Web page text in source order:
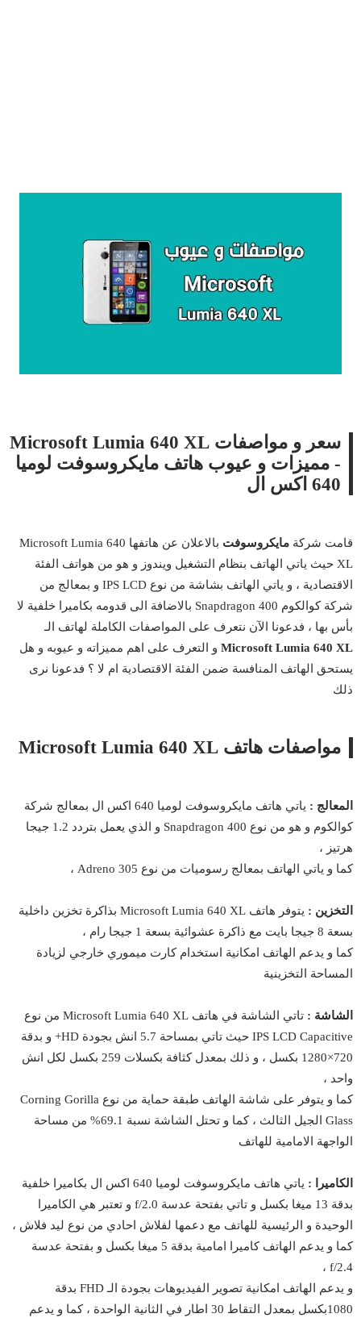
سعر و مواصفات Microsoft Lumia 640 XL
- مميزات و عيوب هاتف مايكروسوفت لوميا
640 اكس ال
قامت شركة مايكروسوفت
بالاعلان عن هاتفها Microsoft Lumia 640
XL حيث ياتي الهاتف بنظام التشغيل ويندوز و هو من هواتف الفئة
الاقتصادية ، و ياتي الهاتف بشاشة من نوع IPS LCD و بمعالج من
شركة كوالكوم Snapdragon 400 بالاضافة الى قدومه بكاميرا خلفية لا
بأس بها ، فدعونا الآن نتعرف على المواصفات الكاملة لهاتف الـ
Microsoft Lumia 640 XL و التعرف على اهم مميزاته و عيوبه و هل
يستحق الهاتف المنافسة ضمن الفئة الاقتصادية ام لا ؟ فدعونا نرى
ذلك
مواصفات هاتف Microsoft Lumia 640 XL
المعالج :
ياتي هاتف مايكروسوفت لوميا 640 اكس ال بمعالج شركة
كوالكوم و هو من نوع Snapdragon 400 و الذي يعمل بتردد 1.2 جيجا
هرتيز ،
كما و ياتي الهاتف بمعالج رسوميات من نوع Adreno 305 ،
التخزين :
يتوفر هاتف Microsoft Lumia 640 XL بذاكرة تخزين داخلية
بسعة 8 جيجا بايت مع ذاكرة عشوائية بسعة 1 جيجا رام ،
كما و يدعم الهاتف امكانية استخدام كارت ميموري خارجي لزيادة
المساحة التخزينية
الشاشة :
تاتي الشاشة في هاتف Microsoft Lumia 640 XL من نوع
IPS LCD Capacitive حيث تاتي بمساحة 5.7 انش بجودة HD+ و بدقة
720×1280 بكسل ، و ذلك بمعدل كثافة بكسلات 259 بكسل لكل انش
واحد ،
كما و يتوفر على شاشة الهاتف طبقة حماية من نوع Corning Gorilla
Glass الجيل الثالث ، كما و تحتل الشاشة نسبة 69.1% من مساحة
الواجهة الامامية للهاتف
الكاميرا :
ياتي هاتف مايكروسوفت لوميا 640 اكس ال بكاميرا خلفية
بدقة 13 ميغا بكسل و تاتي بفتحة عدسة f/2.0 و تعتبر هي الكاميرا
الوحيدة و الرئيسية للهاتف مع دعمها لفلاش احادي من نوع ليد فلاش ،
كما و يدعم الهاتف كاميرا امامية بدقة 5 ميغا بكسل و بفتحة عدسة
f/2.4 ،
و يدعم الهاتف امكانية تصوير الفيديوهات بجودة الـ FHD بدقة
1080بكسل بمعدل التقاط 30 اطار في الثانية الواحدة ، كما و يدعم